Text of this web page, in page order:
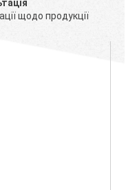
щодо продукції